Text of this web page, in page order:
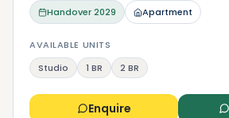
Handover2029 Apartment
AVAILABLE UNITS
Studio
1 BR 2 BR
Enquire